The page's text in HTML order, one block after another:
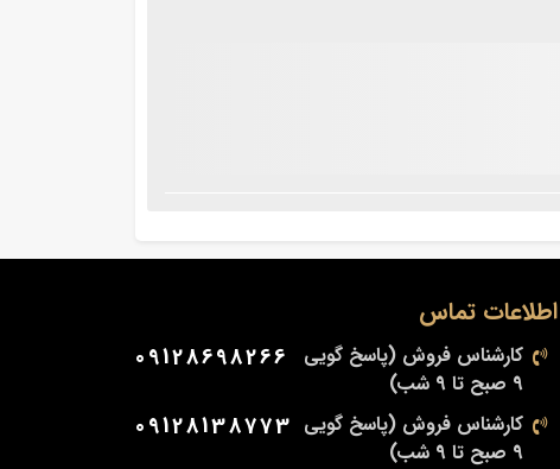
اطلاعات تماس
کارشناس فروش (پاسخ گویی
9 صبح تا 9 شب)
09128698266
کارشناس فروش (پاسخ گویی
9 صبح تا 9 شب)
09128138773